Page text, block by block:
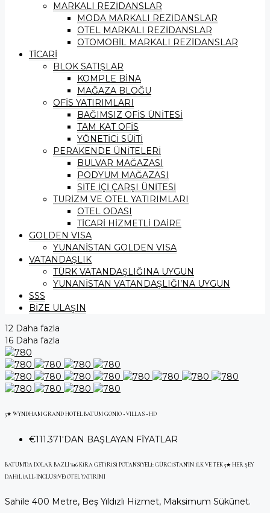
MARKALI REZİDANSLAR
MODA MARKALI REZİDANSLAR
OTEL MARKALI REZİDANSLAR
OTOMOBİL MARKALI REZİDANSLAR
TİCARİ
BLOK SATIŞLAR
KOMPLE BİNA
MAĞAZA BLOĞU
OFİS YATIRIMLARI
BAĞIMSIZ OFİS ÜNİTESİ
TAM KAT OFİS
YÖNETİCİ SÜİTİ
PERAKENDE ÜNİTELERİ
BULVAR MAĞAZASI
PODYUM MAĞAZASI
SİTE İÇİ ÇARŞI ÜNİTESİ
TURİZM VE OTEL YATIRIMLARI
OTEL ODASI
TİCARİ HİZMETLİ DAİRE
GOLDEN VISA
YUNANİSTAN GOLDEN VISA
VATANDAŞLIK
TÜRK VATANDAŞLIĞINA UYGUN
YUNANİSTAN VATANDAŞLIĞI’NA UYGUN
SSS
BİZE ULAŞIN
12 Daha fazla
16 Daha fazla
5★ WYNDHAM GRAND HOTEL BATUM GONIO • VILLAS • HD
€111.371'DAN BAŞLAYAN FİYATLAR
BATUM'DA DOLAR BAZLI %16 KIRA GETIRISI POTANSIYELI: GÜRCISTAN'IN İLK VE TEK 5★ HER ŞEY
DAHIL (ALL-INCLUSIVE) OTEL YATIRIMI
Sahile 400 Metre, Beş Yıldızlı Hizmet, Maksimum Sükûnet.